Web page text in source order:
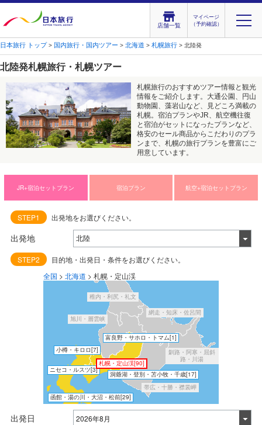
店舗一覧
マイページ
（予約確認）
日本旅行 トップ> 国内旅行・国内ツアー > 北海道 > 札幌旅行 > 北陸発
北陸発札幌旅行・札幌ツアー
札幌旅行のおすすめツアー情報と観光
情報をご紹介します。大通公園、円山
動物園、藻岩山など、見どころ満載の
札幌。宿泊プランやJR、航空機往復
と宿泊がセットになったプランなど、
格安のセール商品からこだわりのプラ
ンまで、札幌の旅行プランを豊富にご
用意しています。
JR+宿泊セットプラン 宿泊プラン 航空+宿泊セットプラン
STEP1 出発地をお選びください。
出発地
STEP2
目的地・出発日・条件をお選びください。
全国 > 北海道 > 札幌・定山渓
稚内・利尻・礼文
網走・知床・佐呂間
釧路・阿寒・屈斜
路・川湯
帯広・十勝・襟裳岬
旭川・層雲峡
富良野・サホロ・トマム[1]
洞爺湖・登別・苫小牧・千歳[17]
函館・湯の川・大沼・松前[29]
ニセコ・ルスツ[3]
札幌・定山渓[90]
小樽・キロロ[7]
出発日